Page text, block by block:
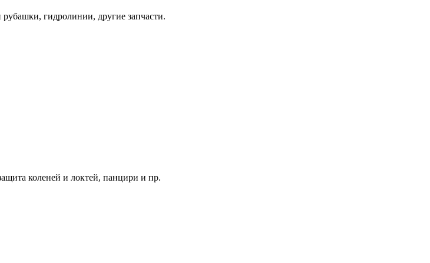
гидролинии, другие запчасти.
коленей и локтей, панцири и пр.